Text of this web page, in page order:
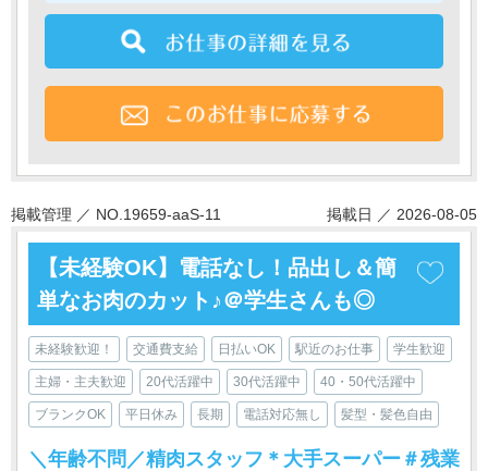
掲載管理 ／ NO.19659-aaS-11 掲載日 ／ 2026-08-05
【未経験OK】電話なし！品出し＆簡
単なお肉のカット♪＠学生さんも◎
未経験歓迎！ 交通費支給 日払いOK 駅近のお仕事 学生歓迎
主婦・主夫歓迎 20代活躍中 30代活躍中 40・50代活躍中
ブランクOK 平日休み 長期 電話対応無し 髪型・髪色自由
＼年齢不問／精肉スタッフ＊大手スーパー＃残業